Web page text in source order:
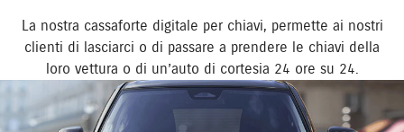
La nostra cassaforte digitale per chiavi, permette ai nostri
clienti di lasciarci o di passare a prendere le chiavi della
loro vettura o di un’auto di cortesia 24 ore su 24.